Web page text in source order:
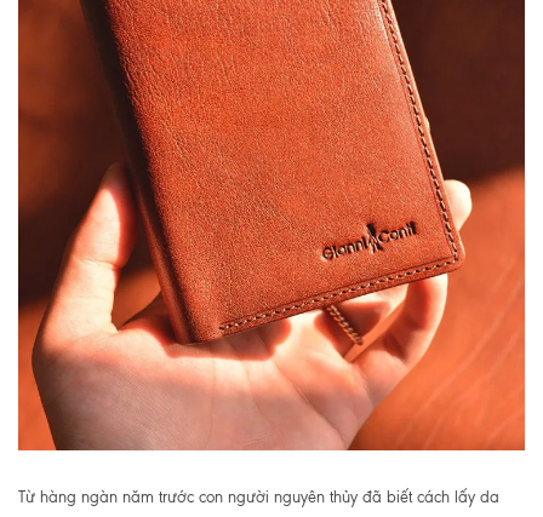
Từ hàng ngàn năm trước con người nguyên thủy đã biết cách lấy da